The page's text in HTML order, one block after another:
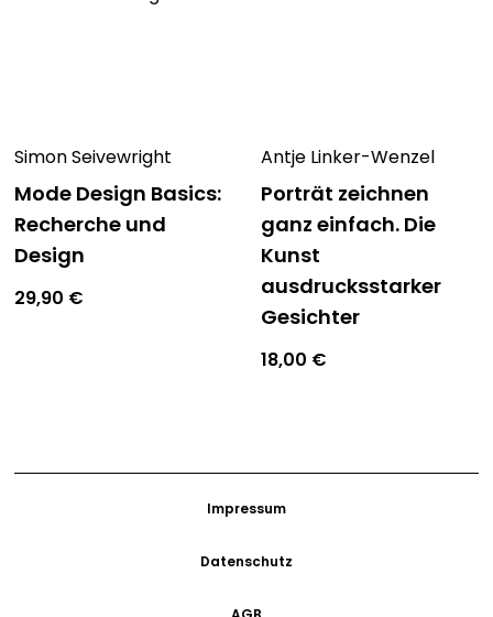
Simon Seivewright
Mode Design Basics:
Recherche und
Design
29,90 €
Antje Linker-Wenzel
Porträt zeichnen
ganz einfach. Die
Kunst
ausdrucksstarker
Gesichter
18,00 €
Impressum
Datenschutz